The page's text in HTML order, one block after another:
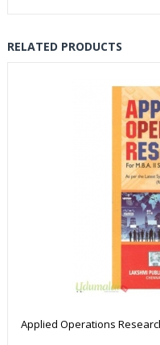
RELATED PRODUCTS
Applied Operations